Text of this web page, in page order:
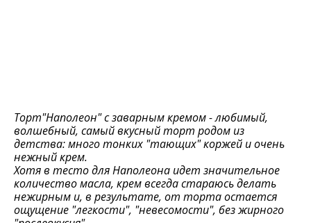
Торт"Наполеон" с заварным кремом - любимый,
волшебный, самый вкусный торт родом из
детства: много тонких "тающих" коржей и очень
нежный крем.
Хотя в тесто для Наполеона идет значительное
количество масла, крем всегда стараюсь делать
нежирным и, в результате, от торта остается
ощущение "легкости", "невесомости", без жирного